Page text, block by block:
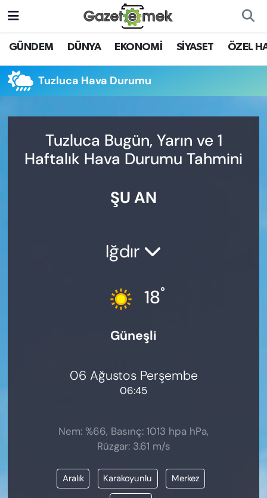
GÜNDEM DÜNYA EKONOMİ SİYASET ÖZEL
Tuzluca Hava Durumu
Tuzluca Bugün, Yarın ve 1
Haftalık Hava Durumu Tahmini
ŞU AN
Iğdır
18°
Güneşli
06 Ağustos Perşembe
06:45
Nem: %66, Basınç: 1013 hpa hPa,
Rüzgar: 3.61 m/s
Aralık Karakoyunlu Merkez
DÜNYA
EKONOMİ
YENİ MEDYADA EMEK
GAZETECİLİĞİNİ GELİŞTİRMEK
ÖZEL HABER
SİYASET
Nöbetçi Eczaneler
Hava Durumu
Trafik Durumu
Süper Lig Puan Durumu ve Fikstür